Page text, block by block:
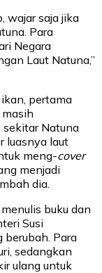
wajar saja jika
Para
Negara
Laut Natuna,”
pertama
sekitar Natuna
luasnya laut
meng-cover
menjadi
dia.
buku dan
Susi
Para
sedangkan
ulang untuk